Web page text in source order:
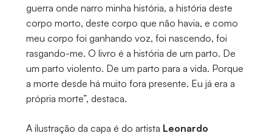
guerra onde narro minha história, a história deste
corpo morto, deste corpo que não havia, e como
meu corpo foi ganhando voz, foi nascendo, foi
rasgando-me. O livro é a história de um parto. De
um parto violento. De um parto para a vida. Porque
a morte desde há muito fora presente. Eu já era a
própria morte”, destaca.
A ilustração da capa é do artista Leonardo